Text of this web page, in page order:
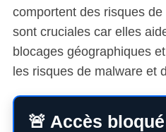
comportent des risques
sont cruciales car elles
blocages géographiques
les risques de malware et
🚨 Accès